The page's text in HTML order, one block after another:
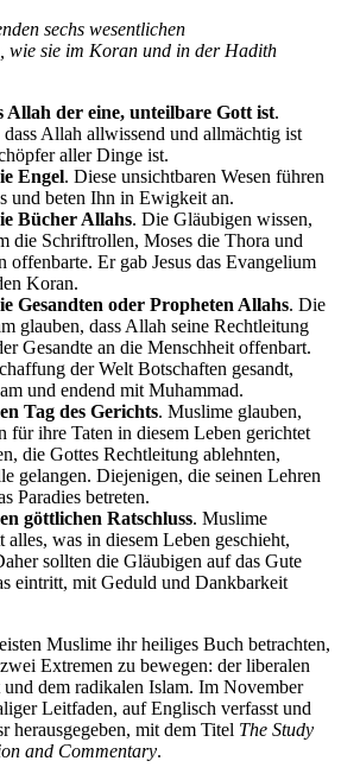
sechs wesentlichen
wie sie im Koran und in der Hadith
Allah der eine, unteilbare Gott ist.
Allah allwissend und allmächtig ist
aller Dinge ist.
Engel. Diese unsichtbaren Wesen führen
und beten Ihn in Ewigkeit an.
Bücher Allahs. Die Gläubigen wissen,
die Schriftrollen, Moses die Thora und
offenbarte. Er gab Jesus das Evangelium
Koran.
Gesandten oder Propheten Allahs. Die
glauben, dass Allah seine Rechtleitung
Gesandte an die Menschheit offenbart.
der Welt Botschaften gesandt,
und endend mit Muhammad.
Tag des Gerichts. Muslime glauben,
für ihre Taten in diesem Leben gerichtet
die Gottes Rechtleitung ablehnten,
gelangen. Diejenigen, die seinen Lehren
Paradies betreten.
göttlichen Ratschluss. Muslime
alles, was in diesem Leben geschieht,
sollten die Gläubigen auf das Gute
eintritt, mit Geduld und Dankbarkeit
Muslime ihr heiliges Buch betrachten,
Extremen zu bewegen: der liberalen
dem radikalen Islam. Im November
Leitfaden, auf Englisch verfasst und
herausgegeben, mit dem Titel The Study
and Commentary.